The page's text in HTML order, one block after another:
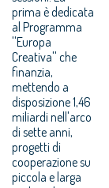
prima è dedicata
al Programma
''Europa
Creativa'' che
finanzia,
mettendo a
disposizione 1,46
miliardi nell'arco
di sette anni,
progetti di
cooperazione su
piccola e larga